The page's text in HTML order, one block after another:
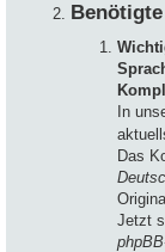
In
Das
Jetzt